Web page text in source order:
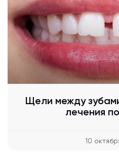
Щели между
лечения
10